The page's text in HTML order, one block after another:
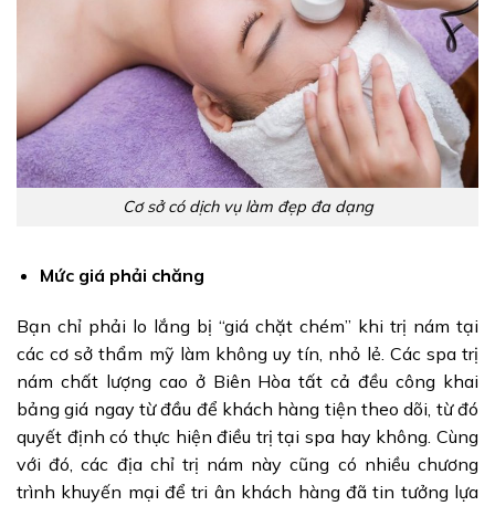
Cơ sở có dịch vụ làm đẹp đa dạng
Mức giá phải chăng
Bạn chỉ phải lo lắng bị “giá chặt chém” khi trị nám tại
các cơ sở thẩm mỹ làm không uy tín, nhỏ lẻ. Các spa trị
nám chất lượng cao ở Biên Hòa tất cả đều công khai
bảng giá ngay từ đầu để khách hàng tiện theo dõi, từ đó
quyết định có thực hiện điều trị tại spa hay không. Cùng
với đó, các địa chỉ trị nám này cũng có nhiều chương
trình khuyến mại để tri ân khách hàng đã tin tưởng lựa